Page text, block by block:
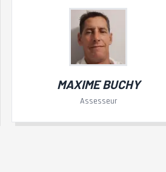
MAXIME BUCHY
Assesseur